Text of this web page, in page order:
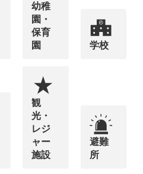
幼稚
園・
保育
園
学校
観
光・
レジ
ャー
施設
避難
所